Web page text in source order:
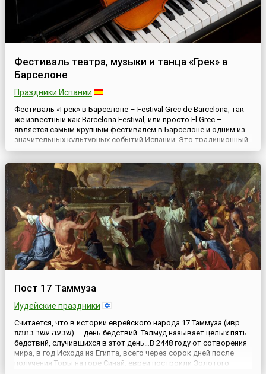
Фестиваль театра, музыки и танца «Грек» в
Барселоне
Праздники Испании
Фестиваль «Грек» в Барселоне – Festival Grec de Barcelona, так
же известный как Barcelona Festival, или просто El Grec –
является самым крупным фестивалем в Барселоне и одним из
значительных культурных событий Испании. Это традиционный
праздник современного искусства – знаменитый фестиваль
месяц или чуть более.История фестиваля берет ...
Пост 17 Таммуза
Иудейские праздники
Считается, что в истории еврейского народа 17 Таммуза (ивр.
שבעה עשר בתמוז‎) — день бедствий. Талмуд называет целых пять
бедствий, случившихся в этот день…В 2448 году от сотворения
мира, в год Исхода из Египта, всего через сорок дней после
получения Торы на горе Синай, евреи построили Золотого